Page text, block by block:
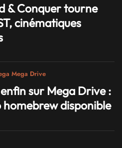
& Conquer tourne
cinématiques
Mega Drive
sur Mega Drive :
homebrew disponible